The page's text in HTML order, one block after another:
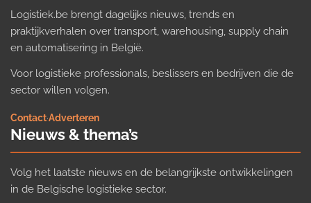
Logistiek.be brengt dagelijks nieuws, trends en
praktijkverhalen over transport, warehousing, supply chain
en automatisering in België.
Voor logistieke professionals, beslissers en bedrijven die de
sector willen volgen.
Contact·Adverteren
Nieuws & thema’s
Volg het laatste nieuws en de belangrijkste ontwikkelingen
in de Belgische logistieke sector.